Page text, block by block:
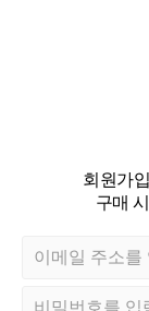
회원가
구매